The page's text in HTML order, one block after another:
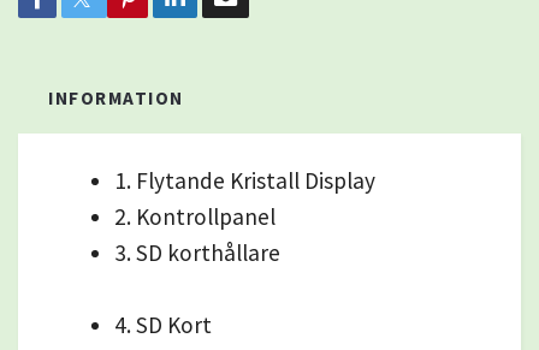
INFORMATION
1. Flytande Kristall Display
2. Kontrollpanel
3. SD korthållare
4. SD Kort